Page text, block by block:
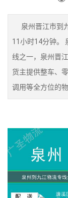
泉州晋江市到
11小时14分钟。
线之一，泉州晋
货主提供整车、
调用等全方位的物